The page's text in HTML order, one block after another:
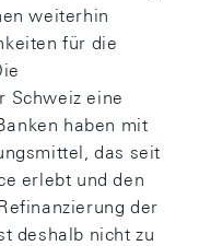
weiterhin
für die
Schweiz eine
haben mit
das seit
erlebt und den
der
deshalb nicht zu